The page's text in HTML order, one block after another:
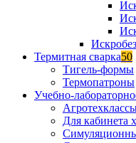
Термитная сварка50
Тигель-формы
Термопатроны
Учебно-
Для кабинета